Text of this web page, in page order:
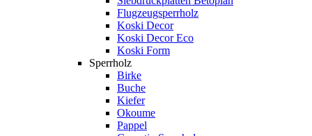
Flugzeugsperrholz
Koski Decor
Koski Decor Eco
Koski Form
Sperrholz
Birke
Buche
Kiefer
Okoume
Pappel